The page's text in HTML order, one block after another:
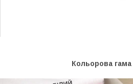
Кольорова гама